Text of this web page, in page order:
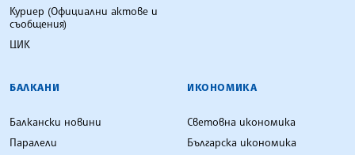
Куриер (Официални актове и
съобщения)
ЦИК
БАЛКАНИ
Балкански новини
Паралели
ИКОНОМИКА
Световна икономика
Българска икономика